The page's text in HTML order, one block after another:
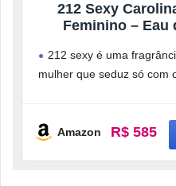
212 Sexy
Feminino – Eau
212 sexy é uma
mulher que seduz só com
Amazon R$ 585